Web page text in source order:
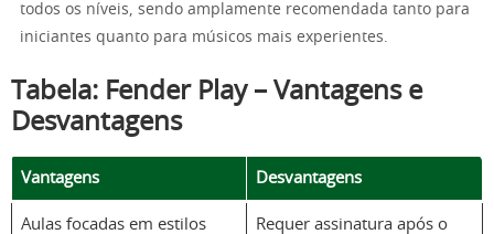
todos os níveis, sendo amplamente recomendada tanto para
iniciantes quanto para músicos mais experientes.
Tabela: Fender Play – Vantagens e
Desvantagens
Vantagens Desvantagens
Aulas focadas em estilos
Requer assinatura após o